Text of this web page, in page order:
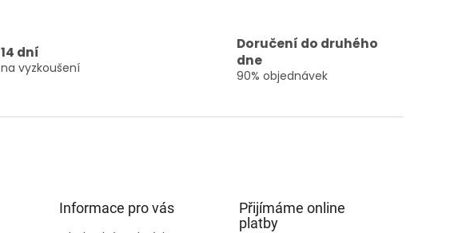
14 dní
na vyzkoušení
Doručení do druhého
dne
90% objednávek
Informace pro vás
Přijímáme online
platby